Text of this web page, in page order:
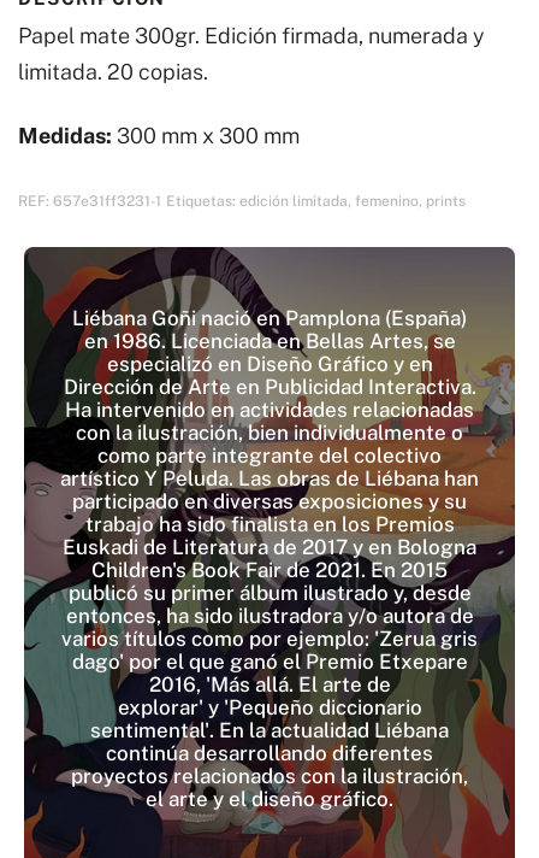
el
sol
naciente
IV
Papel mate 300gr. Edición firmada, numerada y
limitada. 20 copias.
Medidas: 300 mm x 300 mm
REF: 657e31ff3231-1 Etiquetas: edición limitada, femenino, prints
Liébana Goñi nació en Pamplona (España)
en 1986. Licenciada en Bellas Artes, se
especializó en Diseño Gráfico y en
Dirección de Arte en Publicidad Interactiva.
Ha intervenido en actividades relacionadas
con la ilustración, bien individualmente o
como parte integrante del colectivo
artístico Y Peluda. Las obras de Liébana han
participado en diversas exposiciones y su
trabajo ha sido finalista en los Premios
Euskadi de Literatura de 2017 y en Bologna
Children's Book Fair de 2021. En 2015
publicó su primer álbum ilustrado y, desde
entonces, ha sido ilustradora y/o autora de
varios títulos como por ejemplo: 'Zerua gris
dago' por el que ganó el Premio Etxepare
2016, 'Más allá. El arte de
explorar' y 'Pequeño diccionario
sentimental'. En la actualidad Liébana
continúa desarrollando diferentes
proyectos relacionados con la ilustración,
el arte y el diseño gráfico.